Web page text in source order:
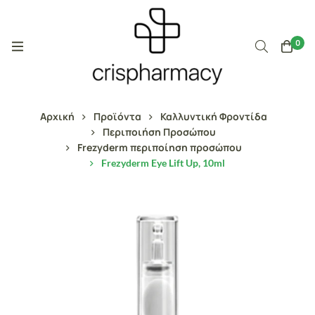
0
Αρχική Προϊόντα
Καλλυντική Φροντίδα
Περιποιήση Προσώπου
Frezyderm περιποίηση προσώπου
Frezyderm Eye Lift Up, 10ml